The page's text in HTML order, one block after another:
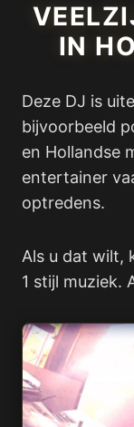
IN
Deze DJ is
bijvoorbeeld
en Hollandse
entertainer
optredens.
Als u dat wilt,
1 stijl muziek.